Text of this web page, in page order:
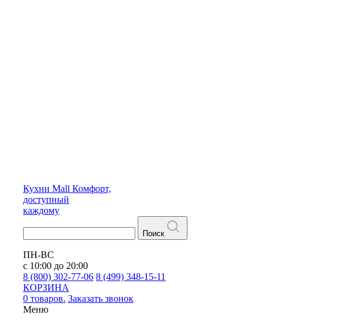
Кухни Mall Комфорт,
доступный
каждому
Поиск
ПН-ВС
с 10:00 до 20:00
8 (800) 302-77-06 8 (499) 348-15-11
КОРЗИНА
0 товаров. Заказать звонок
Меню